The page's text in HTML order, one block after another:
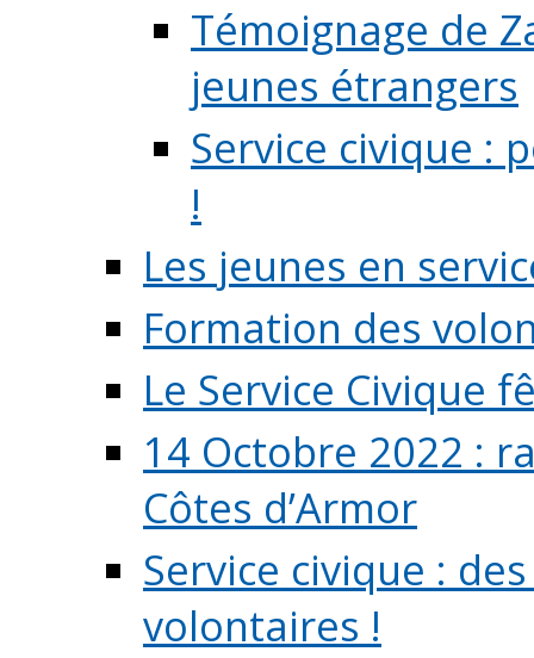
Témoignage de
jeunes étrangers
Service civique :
!
Les jeunes en
Formation des
Le Service Civique
14 Octobre 2022 :
Côtes d’Armor
Service civique :
volontaires !